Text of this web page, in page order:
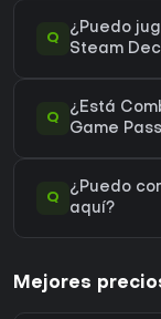
Q
¿Puedo
Steam
Q
¿Está
Game
Q
¿Puedo
aquí?
Mejores